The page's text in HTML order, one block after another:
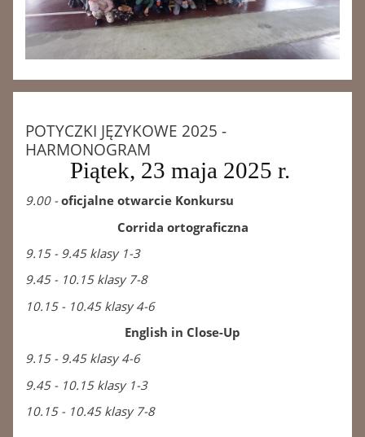
POTYCZKI JĘZYKOWE 2025 -
HARMONOGRAM
Piątek, 23 maja 2025 r.
9.00 -oficjalne otwarcie Konkursu
Corrida ortograficzna
9.15 - 9.45 klasy 1-3
9.45 - 10.15 klasy 7-8
10.15 - 10.45 klasy 4-6
English in Close-Up
9.15 - 9.45 klasy 4-6
9.45 - 10.15 klasy 1-3
10.15 - 10.45 klasy 7-8